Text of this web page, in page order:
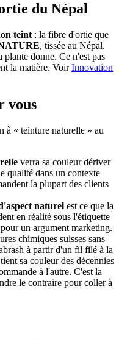
du Népal
teint : la fibre d'ortie que
, tissée au Népal.
donne. Ce n'est pas
la matière. VoirInnovation
vous
à « teinture naturelle » au
verra sa couleur dériver
qualité dans un contexte
la plupart des clients
naturel est ce que la
en réalité sous l'étiquette
un argument marketing.
chimiques suisses sans
à partir d'un fil filé à la
sa couleur des décennies
à l'autre. C'est la
le contraire pour coller à